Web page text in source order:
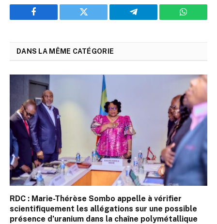
Facebook Twitter Telegram
DANS LA MÊME CATÉGORIE
RDC : Marie-Thérèse Sombo appelle à vérifier
scientifiquement les allégations sur une possible
présence d’uranium dans la chaîne polymétallique